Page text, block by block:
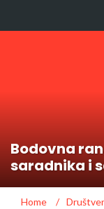
Bodovna
saradnika i
Home /